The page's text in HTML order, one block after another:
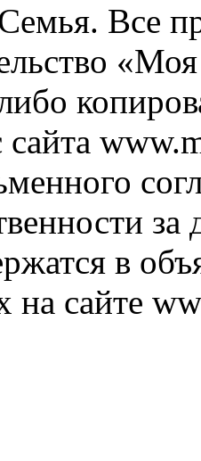
Все
сайта
в
на сайте